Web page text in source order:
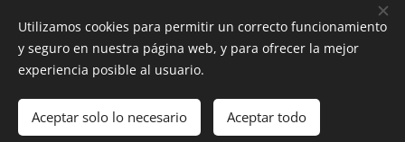
Utilizamos cookies para permitir un correcto funcionamiento
y seguro en nuestra página web, y para ofrecer la mejor
experiencia posible al usuario.
Aceptar solo lo necesario Aceptar todo